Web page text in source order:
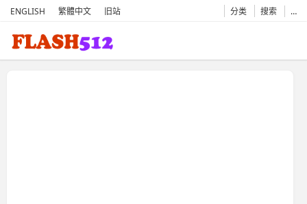
ENGLISH 繁體中文 旧站 分类 搜索 …